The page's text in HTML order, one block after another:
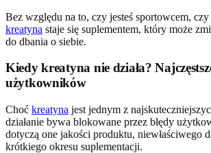
Bez względu na to, czy jesteś sportowcem, czy
kreatyna staje się suplementem, który może
do dbania o siebie.
Kiedy kreatyna nie działa?
użytkowników
Choć kreatyna jest jednym z
działanie bywa blokowane przez błędy
dotyczą one jakości produktu, niewłaściwego
krótkiego okresu suplementacji.